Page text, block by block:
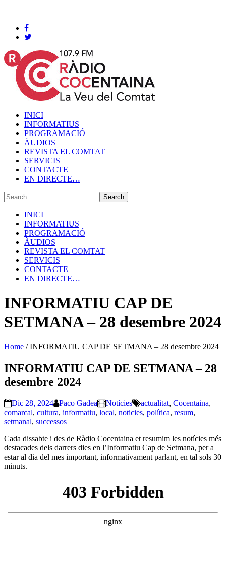
INICI
INFORMATIUS
PROGRAMACIÓ
ÀUDIOS
REVISTA EL COMTAT
SERVICIS
CONTACTE
EN DIRECTE…
INICI
INFORMATIUS
PROGRAMACIÓ
ÀUDIOS
REVISTA EL COMTAT
SERVICIS
CONTACTE
EN DIRECTE…
INFORMATIU CAP DE
SETMANA – 28 desembre 2024
Home /INFORMATIU CAP DE SETMANA – 28 desembre 2024
INFORMATIU CAP DE SETMANA – 28
desembre 2024
Dic 28, 2024 Paco Gadea Notícies actualitat, Cocentaina,
comarcal, cultura, informatiu, local, noticies, política, resum,
setmanal, successos
Cada dissabte i des de Ràdio Cocentaina et resumim les notícies més
destacades dels darrers dies en l’Informatiu Cap de Setmana, per a
estar al dia del mes important, informativament parlant, en tal sols 30
minuts.